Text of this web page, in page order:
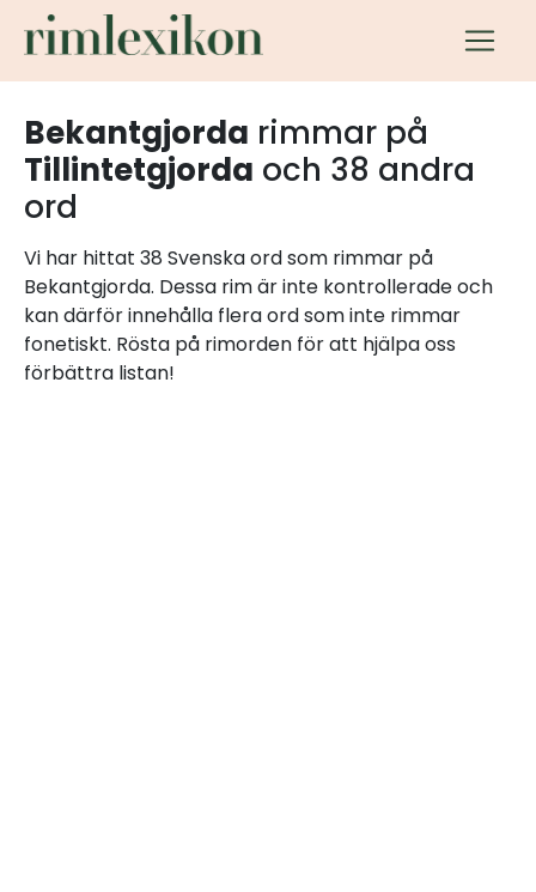
Bekantgjorda rimmar på
Tillintetgjorda och 38 andra
ord
Vi har hittat 38 Svenska ord som rimmar på
Bekantgjorda. Dessa rim är inte kontrollerade och
kan därför innehålla flera ord som inte rimmar
fonetiskt. Rösta på rimorden för att hjälpa oss
förbättra listan!